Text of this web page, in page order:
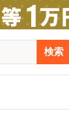
検索